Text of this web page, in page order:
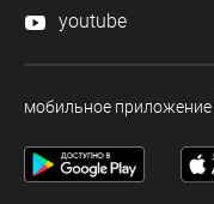
youtube
мобильное приложение